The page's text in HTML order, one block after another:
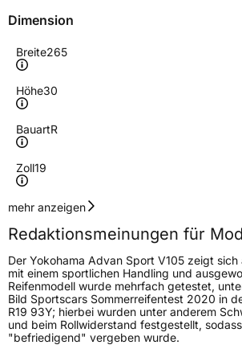
Dimension
Breite265
Höhe30
BauartR
Zoll19
Geschwindigkeitsindex
Höchstgeschwindigkeit
300 km/h
Lastindex93
Höchstlast650 kg
Gewicht (in kg)11,37 kg
mehr anzeigen
Redaktionsmeinungen für
Der Yokohama Advan Sport V105 zeigt
mit einem sportlichen Handling und
Reifenmodell wurde mehrfach getestet,
Bild Sportscars Sommerreifentest 2020 in
R19 93Y; hierbei wurden unter anderem
und beim Rollwiderstand festgestellt,
"befriedigend" vergeben wurde.